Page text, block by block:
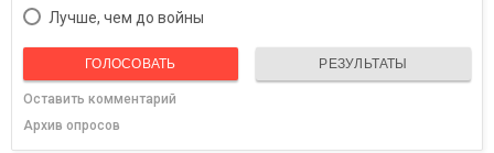
Лучше, чем до войны
ГОЛОСОВАТЬ РЕЗУЛЬТАТЫ
Оставить комментарий
Архив опросов